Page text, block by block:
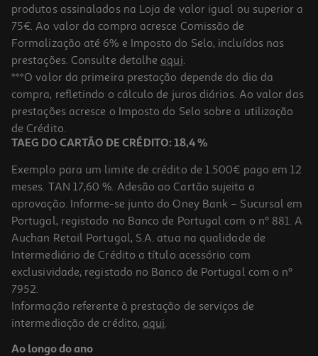
Camara Analógica Fujifilm Instax Mini 12 Green
89.99 €/un
89,99 €
Câmara Instantanea Fujifilm Instax Mini 13 Rosa
89.99 €/un
produtos assinalados na Loja de valor igual ou superior a
75€. Ao valor da compra acresce Comissão de
Formalização até 6% e Imposto do Selo, incluídos nas
prestações. Consulte detalhe aqui.
***O valor da primeira prestação depende do dia da
compra, refletindo o cálculo de juros diários. Ao valor das
prestações acresce o Imposto do Selo sobre a utilização
de Crédito.
TAEG DO CARTÃO DE CRÉDITO: 18,4 %
Exemplo para um limite de crédito de 1.500€ pago em 12
meses. TAN 17,60 %. Adesão ao Cartão sujeita a
aprovação. Informe-se junto do Oney Bank – Sucursal em
Portugal, registado no Banco de Portugal com o nº 881. A
Auchan Retail Portugal, S.A. atua na qualidade de
Intermediário de Crédito a título acessório com
exclusividade, registado no Banco de Portugal com o nº
7952.
Informação referente à prestação de serviços de
intermediação de crédito, aqui.
Ao longo do ano